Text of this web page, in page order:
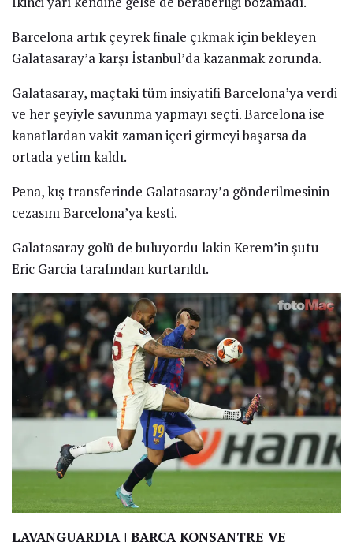
Barcelona artık çeyrek finale çıkmak için bekleyen
Galatasaray’a karşı İstanbul’da kazanmak zorunda.
Galatasaray, maçtaki tüm insiyatifi Barcelona’ya verdi
ve her şeyiyle savunma yapmayı seçti. Barcelona ise
kanatlardan vakit zaman içeri girmeyi başarsa da
ortada yetim kaldı.
Pena, kış transferinde Galatasaray’a gönderilmesinin
cezasını Barcelona’ya kesti.
Galatasaray golü de buluyordu lakin Kerem’in şutu
Eric Garcia tarafından kurtarıldı.
LAVANGUARDIA | BARÇA KONSANTRE VE